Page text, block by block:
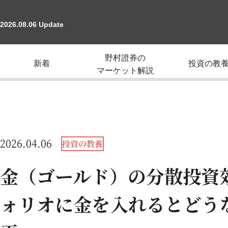
2026.08.06 Update
新着
野村證券の
マーケット解説
投資の教
2026.04.06 投資の教養
金（ゴールド）の分散投
ォリオに金を入れるとど